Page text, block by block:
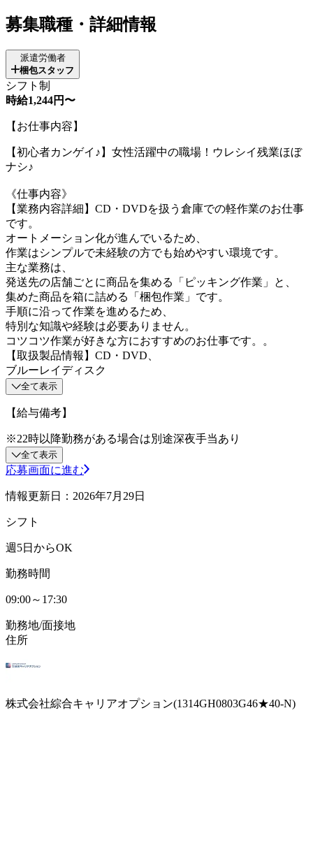
募集職種・詳細情報
派遣労働者
梱包スタッフ
シフト制
時給1,244円〜
【お仕事内容】
【初心者カンゲイ♪】女性活躍中の職場！ウレシイ残業ほぼ
ナシ♪
《仕事内容》
【業務内容詳細】CD・DVDを扱う倉庫での軽作業のお仕事
です。
オートメーション化が進んでいるため、
作業はシンプルで未経験の方でも始めやすい環境です。
主な業務は、
発送先の店舗ごとに商品を集める「ピッキング作業」と、
集めた商品を箱に詰める「梱包作業」です。
手順に沿って作業を進めるため、
特別な知識や経験は必要ありません。
コツコツ作業が好きな方におすすめのお仕事です。。
【取扱製品情報】CD・DVD、
ブルーレイディスク
全て表示
【給与備考】
※22時以降勤務がある場合は別途深夜手当あり
全て表示
応募画面に進む
情報更新日：2026年7月29日
シフト
週5日からOK
勤務時間
09:00～17:30
勤務地/面接地
住所
株式会社綜合キャリアオプション(1314GH0803G46★40-N)